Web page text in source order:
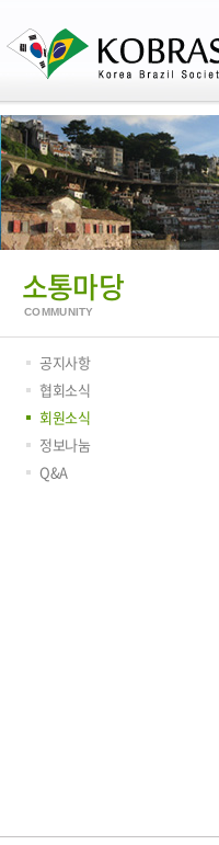
소통마당
COMMUNITY
공지사항
협회소식
회원소식
정보나눔
Q&A